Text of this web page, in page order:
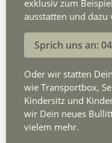
exklusiv zum
ausstatten und dazu
Sprich uns an:
Oder wir statten
wie Transportbox,
Kindersitz und
wir Dein neues
vielem mehr.